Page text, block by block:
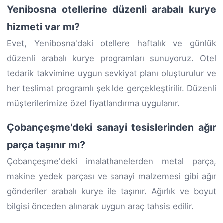
Yenibosna otellerine düzenli arabalı kurye
hizmeti var mı?
Evet, Yenibosna'daki otellere haftalık ve günlük
düzenli arabalı kurye programları sunuyoruz. Otel
tedarik takvimine uygun sevkiyat planı oluşturulur ve
her teslimat programlı şekilde gerçekleştirilir. Düzenli
müşterilerimize özel fiyatlandırma uygulanır.
Çobançeşme'deki sanayi tesislerinden ağır
parça taşınır mı?
Çobançeşme'deki imalathanelerden metal parça,
makine yedek parçası ve sanayi malzemesi gibi ağır
gönderiler arabalı kurye ile taşınır. Ağırlık ve boyut
bilgisi önceden alınarak uygun araç tahsis edilir.